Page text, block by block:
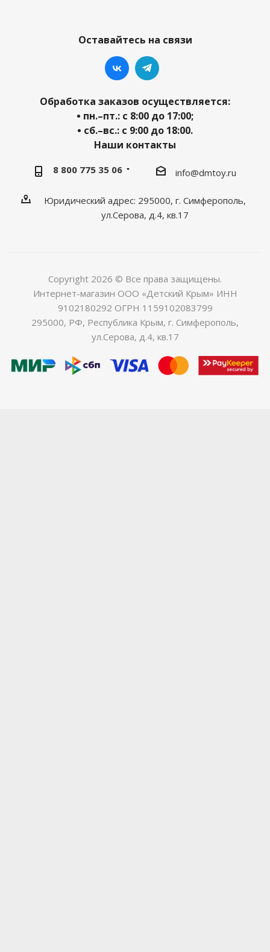
Оставайтесь на связи
Обработка заказов осуществляется:
• пн.–пт.: с 8:00 до 17:00;
• сб.–вс.: с 9:00 до 18:00.
Наши контакты
8 800 775 35 06 info@dmtoy.ru
Юридический адрес: 295000, г. Симферополь,
ул.Серова, д.4, кв.17
Copyright 2026 © Все права защищены.
Интернет-магазин ООО «Детский Крым» ИНН
9102180292 ОГРН 1159102083799
295000, РФ, Республика Крым, г. Симферополь,
ул.Серова, д.4, кв.17